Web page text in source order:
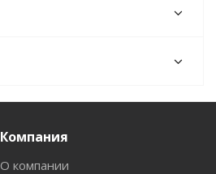
Компания
О компании